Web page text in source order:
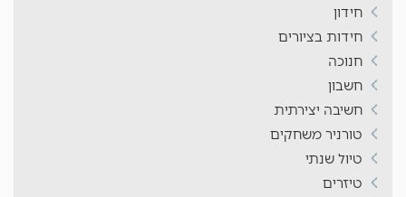
חידון
חידות בציורים
חנוכה
חשבון
חשיבה יצירתית
טורניר משחקים
טיול שנתי
טיזרים